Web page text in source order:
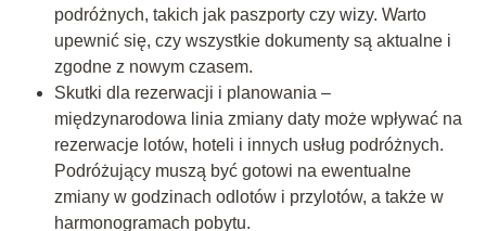
podróżnych, takich jak paszporty czy wizy. Warto
upewnić się, czy wszystkie dokumenty są aktualne i
zgodne z nowym czasem.
Skutki dla rezerwacji i planowania –
międzynarodowa linia zmiany daty może wpływać na
rezerwacje lotów, hoteli i innych usług podróżnych.
Podróżujący muszą być gotowi na ewentualne
zmiany w godzinach odlotów i przylotów, a także w
harmonogramach pobytu.